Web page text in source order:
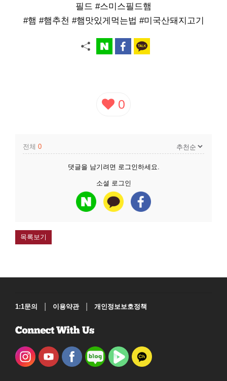
필드 #스미스필드햄
#햄 #햄추천 #햄맛있게먹는법 #미국산돼지고기
0
전체 0
댓글을 남기려면 로그인하세요.
소셜 로그인
목록보기
1:1문의 | 이용약관 | 개인정보보호정책